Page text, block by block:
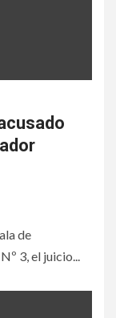
de
3, el juicio...